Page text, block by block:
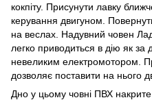
кокпіту. Присунути лавку
керування двигуном.
на веслах. Надувний човен
легко приводиться в дію як
невеликим електромотором.
дозволяє поставити на нього
Дно у цьому човні ПВХ